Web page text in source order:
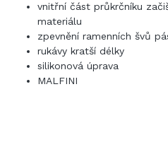
vnitřní část průkrčníku
materiálu
zpevnění ramenních švů
rukávy kratší délky
silikonová úprava
MALFINI